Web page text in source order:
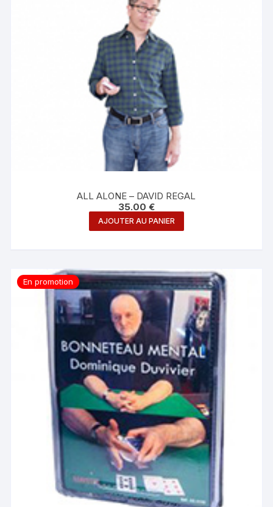
ALL ALONE – DAVID REGAL
35.00 €
AJOUTER AU PANIER
En promotion